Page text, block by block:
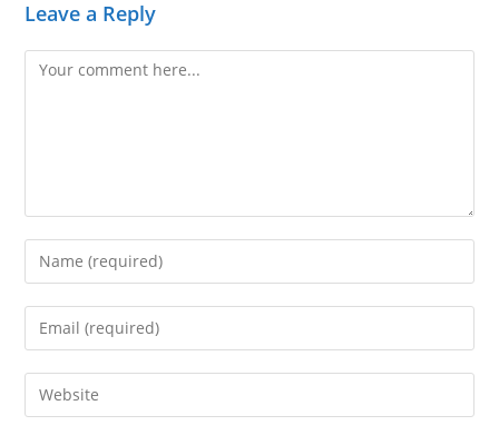
Leave a Reply
Comment
Enter
your
name
comment
Enter
your
email
address
Enter
your